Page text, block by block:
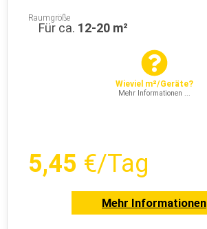
Raumgröße
Für ca. 12-20 m²
Wieviel m²/Geräte?
Mehr Informationen ...
5,45 €/Tag
Mehr Informationen